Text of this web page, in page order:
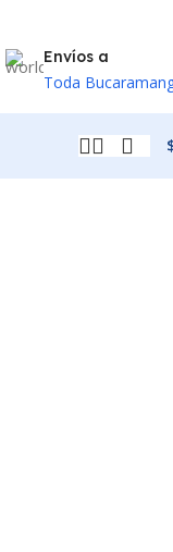
Envíos a
Toda